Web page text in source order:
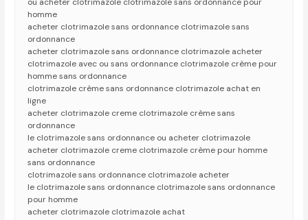
homme
acheter clotrimazole sans ordonnance clotrimazole sans
ordonnance
acheter clotrimazole sans ordonnance clotrimazole acheter
clotrimazole avec ou sans ordonnance clotrimazole crème pour
homme sans ordonnance
clotrimazole crème sans ordonnance clotrimazole achat en
ligne
acheter clotrimazole creme clotrimazole crème sans
ordonnance
le clotrimazole sans ordonnance ou acheter clotrimazole
acheter clotrimazole creme clotrimazole crème pour homme
sans ordonnance
clotrimazole sans ordonnance clotrimazole acheter
le clotrimazole sans ordonnance clotrimazole sans ordonnance
pour homme
acheter clotrimazole clotrimazole achat